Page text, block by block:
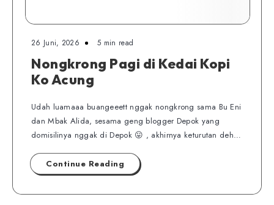
26 Juni, 2026 5 min read
Nongkrong Pagi di Kedai Kopi
Ko Acung
Udah luamaaa buangeeett nggak nongkrong sama Bu Eni
dan Mbak Alida, sesama geng blogger Depok yang
domisilinya nggak di Depok 😛 , akhirnya keturutan deh…
Continue Reading